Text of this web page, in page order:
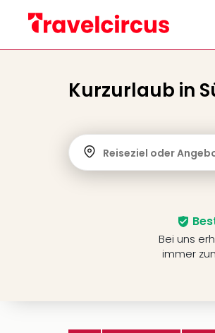
Kurzurlaub in
Reiseziel oder
Bei uns
immer